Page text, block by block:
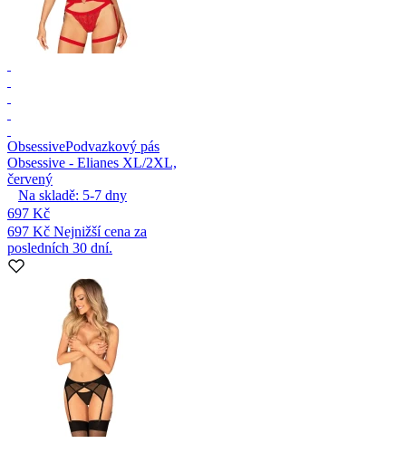
ObsessivePodvazkový pás
Obsessive - Elianes XL/2XL,
červený
Na skladě: 5-7 dny
697 Kč
697 Kč Nejnižší cena za
posledních 30 dní.